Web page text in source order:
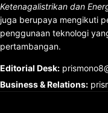
Ketenagalistrikan dan
juga berupaya mengikuti
penggunaan teknologi
pertambangan.
Editorial Desk:
Business & Relations: